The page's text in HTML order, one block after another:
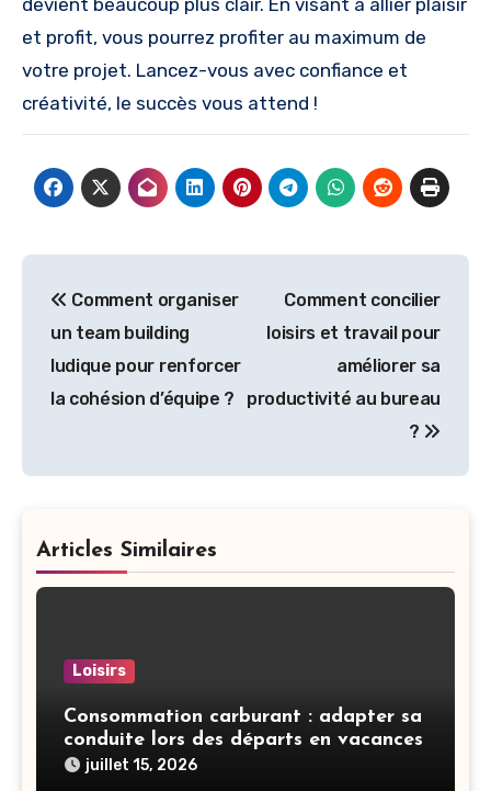
et profit, vous pourrez profiter au maximum de
votre projet. Lancez-vous avec confiance et
créativité, le succès vous attend !
de
l’article
Comment organiser
un team building
ludique pour renforcer
la cohésion d’équipe ?
Comment concilier
loisirs et travail pour
améliorer sa
productivité au bureau
?
Articles Similaires
Loisirs
Consommation carburant : adapter sa
conduite lors des départs en vacances
juillet 15, 2026